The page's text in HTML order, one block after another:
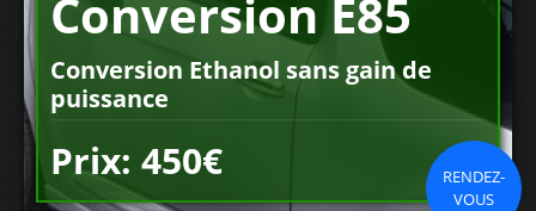
Conversion E85
Conversion Ethanol sans gain de
puissance
Prix: 450€
RENDEZ-
VOUS